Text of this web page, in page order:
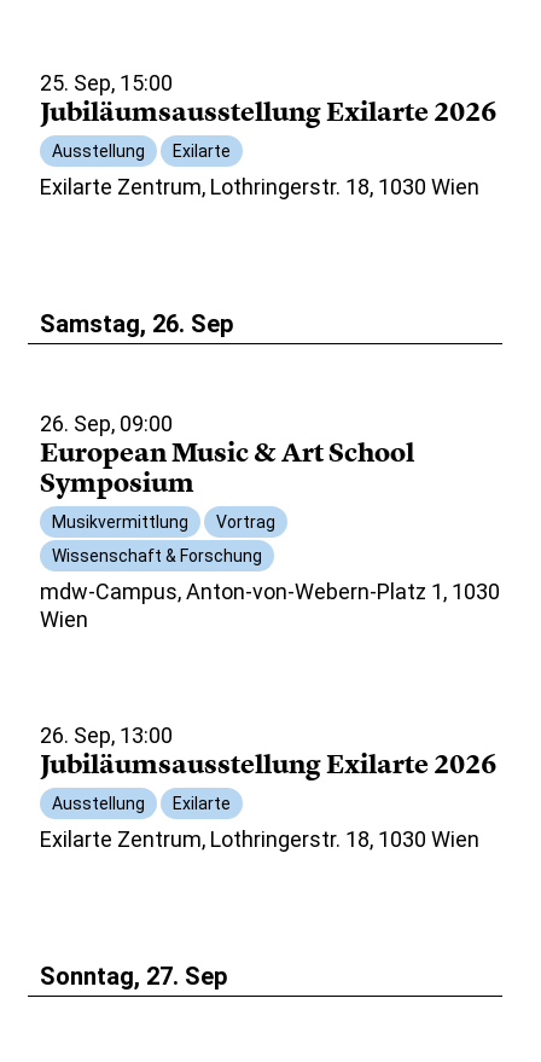
25. Sep, 15:00
Jubiläumsausstellung Exilarte 2026
Ausstellung Exilarte
Exilarte Zentrum, Lothringerstr. 18, 1030 Wien
Samstag, 26. Sep
26. Sep, 09:00
European Music & Art School
Symposium
Musikvermittlung
Vortrag
Wissenschaft & Forschung
mdw-Campus, Anton-von-Webern-Platz 1, 1030
Wien
26. Sep, 13:00
Jubiläumsausstellung Exilarte 2026
Ausstellung Exilarte
Exilarte Zentrum, Lothringerstr. 18, 1030 Wien
Sonntag, 27. Sep